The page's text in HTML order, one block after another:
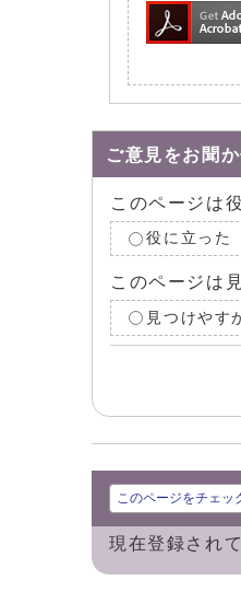
ご意見をお聞
このページは
役に立った
このページは
見つけやす
このページをチェッ
現在登録され